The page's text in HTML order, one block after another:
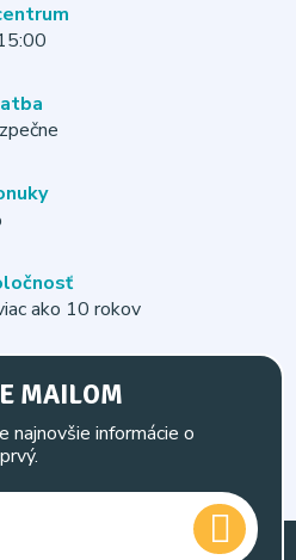
ako 10 rokov
MAILOM
informácie o